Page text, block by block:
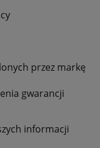
przez markę
gwarancji
informacji